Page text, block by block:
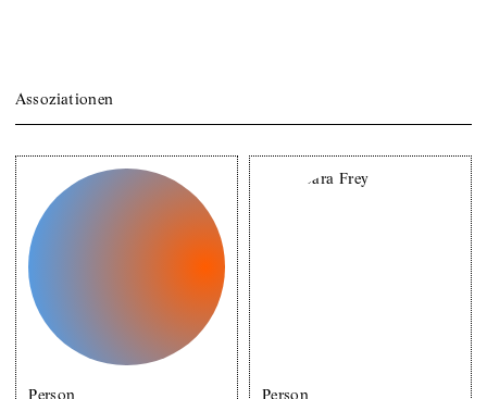
Assoziationen
Person Person